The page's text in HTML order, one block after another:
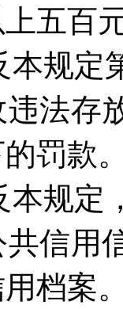
五百
本规定
法存
罚款
本规定
信用
档案